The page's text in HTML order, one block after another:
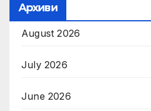
Архиви
August 2026
July 2026
June 2026